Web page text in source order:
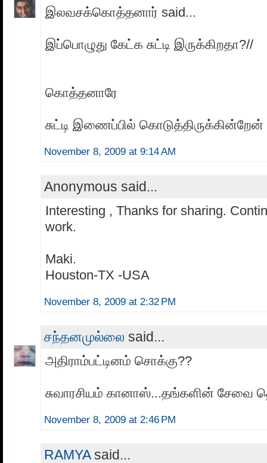
இலவசக்கொத்தனார் said...
இப்பொழுது கேட்க சுட்டி இருக்கிறதா?//
கொத்தனாரே
சுட்டி இணைப்பில் கொடுத்திருக்கின்றேன்
November 8, 2009 at 9:14 AM
Anonymous said...
Interesting , Thanks for sharing.
work.
Maki.
Houston-TX -USA
November 8, 2009 at 2:32 PM
சந்தனமுல்லை said...
அதிராம்பட்டினம் சொக்கு??
சுவாரசியம் கானாஸ்...தங்களின் சேவை
November 8, 2009 at 2:46 PM
RAMYAsaid...